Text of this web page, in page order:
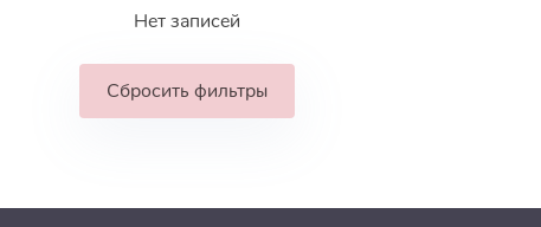
Нет записей
Сбросить фильтры